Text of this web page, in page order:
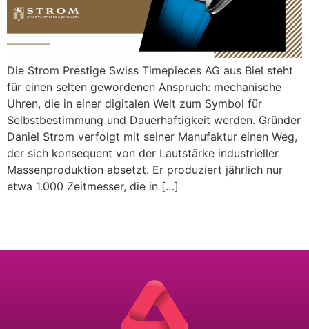
Die Strom Prestige Swiss Timepieces AG aus Biel steht
für einen selten gewordenen Anspruch: mechanische
Uhren, die in einer digitalen Welt zum Symbol für
Selbstbestimmung und Dauerhaftigkeit werden. Gründer
Daniel Strom verfolgt mit seiner Manufaktur einen Weg,
der sich konsequent von der Lautstärke industrieller
Massenproduktion absetzt. Er produziert jährlich nur
etwa 1.000 Zeitmesser, die in […]